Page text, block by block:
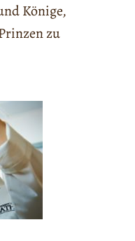
Könige,
zu